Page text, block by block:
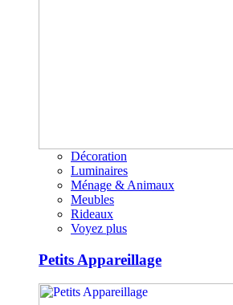
Décoration
Luminaires
Ménage & Animaux
Meubles
Rideaux
Voyez plus
Petits Appareillage